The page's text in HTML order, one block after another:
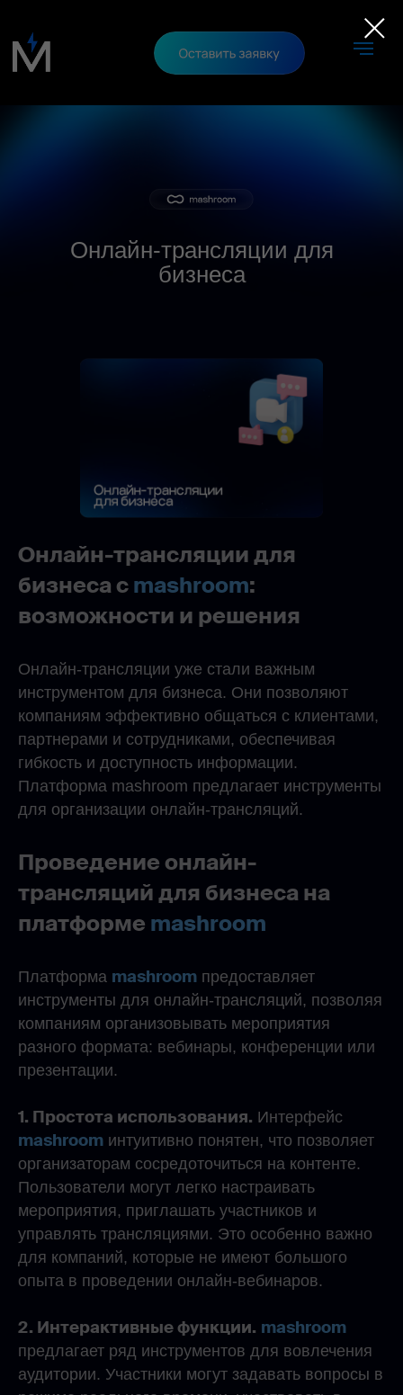
Онлайн-трансляции для
бизнеса
Онлайн-трансляции для
бизнеса сmashroom:
возможности и решения
Онлайн-трансляции уже стали важным
инструментом для бизнеса. Они позволяют
компаниям эффективно общаться с клиентами,
партнерами и сотрудниками, обеспечивая
гибкость и доступность информации.
Платформа mashroom предлагает инструменты
для организации онлайн-трансляций.
Проведение онлайн-
трансляций для бизнеса на
платформе mashroom
Платформа mashroom предоставляет
инструменты для онлайн-трансляций, позволяя
компаниям организовывать мероприятия
разного формата: вебинары, конференции или
презентации.
1. Простота использования. Интерфейс
mashroom интуитивно понятен, что позволяет
организаторам сосредоточиться на контенте.
Пользователи могут легко настраивать
мероприятия, приглашать участников и
управлять трансляциями. Это особенно важно
для компаний, которые не имеют большого
опыта в проведении онлайн-вебинаров.
2. Интерактивные функции. mashroom
предлагает ряд инструментов для вовлечения
аудитории. Участники могут задавать вопросы в